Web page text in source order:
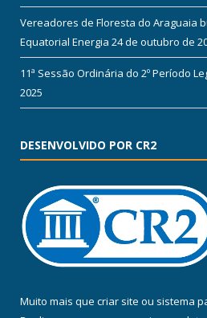
Vereadores de Floresta do Araguaia
Equatorial Energia 24 de outubro de
11ª Sessão Ordinária do 2º Período
2025
DESENVOLVIDO POR CR2
Muito mais que criar site ou sistema